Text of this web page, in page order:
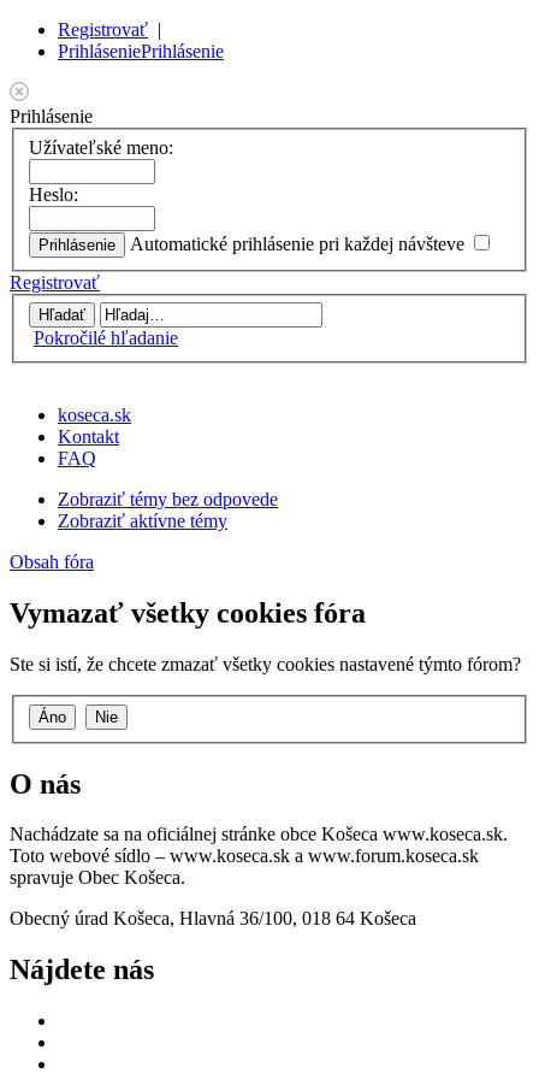
Registrovať |
PrihláseniePrihlásenie
Prihlásenie
Užívateľské meno:
Heslo:
Automatické prihlásenie pri každej návšteve
Registrovať
Pokročilé hľadanie
koseca.sk
Kontakt
FAQ
Zobraziť témy bez odpovede
Zobraziť aktívne témy
Obsah fóra
Vymazať všetky cookies fóra
Ste si istí, že chcete zmazať všetky cookies nastavené týmto fórom?
O nás
Nachádzate sa na oficiálnej stránke obce Košeca www.koseca.sk.
Toto webové sídlo – www.koseca.sk a www.forum.koseca.sk
spravuje Obec Košeca.
Obecný úrad Košeca, Hlavná 36/100, 018 64 Košeca
Nájdete nás